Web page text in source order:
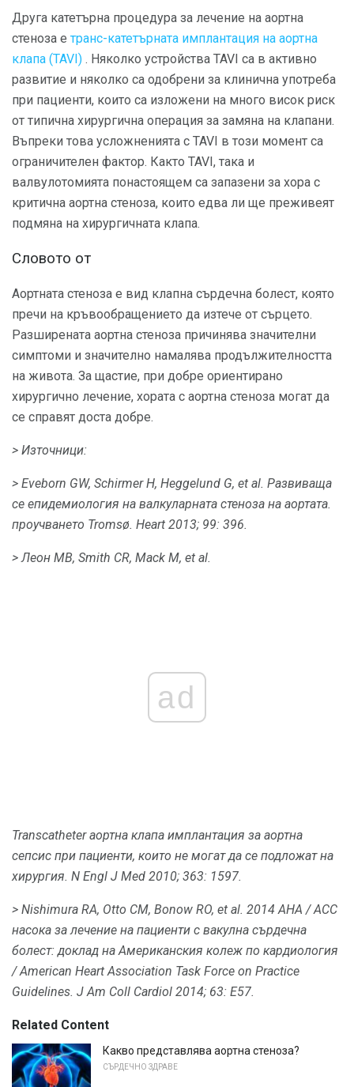
Друга катетърна процедура за лечение на аортна
стеноза е транс-катетърната имплантация на аортна
клапа (TAVI) . Няколко устройства TAVI са в активно
развитие и няколко са одобрени за клинична употреба
при пациенти, които са изложени на много висок риск
от типична хирургична операция за замяна на клапани.
Въпреки това усложненията с TAVI в този момент са
ограничителен фактор. Както TAVI, така и
валвулотомията понастоящем са запазени за хора с
критична аортна стеноза, които едва ли ще преживеят
подмяна на хирургичната клапа.
Словото от
Аортната стеноза е вид клапна сърдечна болест, която
пречи на кръвообращението да изтече от сърцето.
Разширената аортна стеноза причинява значителни
симптоми и значително намалява продължителността
на живота. За щастие, при добре ориентирано
хирургично лечение, хората с аортна стеноза могат да
се справят доста добре.
> Източници:
> Eveborn GW, Schirmer Н, Heggelund G, et al. Развиваща
се епидемиология на валкуларната стеноза на аортата.
проучването Tromsø. Heart 2013; 99: 396.
> Леон MB, Smith CR, Mack М, et al.
ad
Transcatheter аортна клапа имплантация за аортна
сепсис при пациенти, които не могат да се подложат на
хирургия. N Engl J Med 2010; 363: 1597.
> Nishimura RA, Otto CM, Bonow RO, et al. 2014 AHA / ACC
насока за лечение на пациенти с вакулна сърдечна
болест: доклад на Американския колеж по кардиология
/ American Heart Association Task Force on Practice
Guidelines. J Am Coll Cardiol 2014; 63: E57.
Related Content
Какво представлява аортна стеноза?
СЪРДЕЧНО ЗДРАВЕ